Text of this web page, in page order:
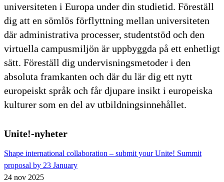
universiteten i Europa under din studietid. Föreställ
dig att en sömlös förflyttning mellan universiteten
där administrativa processer, studentstöd och den
virtuella campusmiljön är uppbyggda på ett enhetligt
sätt. Föreställ dig undervisningsmetoder i den
absoluta framkanten och där du lär dig ett nytt
europeiskt språk och får djupare insikt i europeiska
kulturer som en del av utbildningsinnehållet.
Unite!-nyheter
Shape international collaboration – submit your Unite! Summit
proposal by 23 January
24 nov 2025